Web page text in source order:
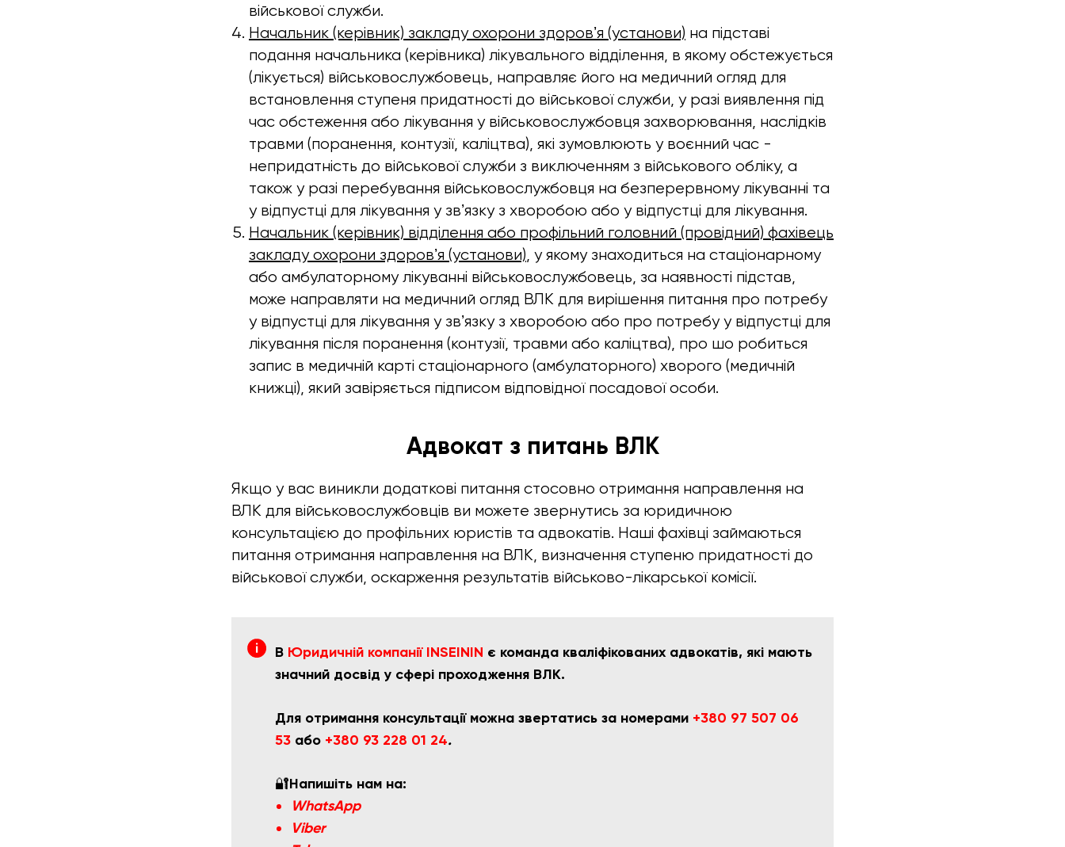
військової служби.
Начальник (керівник) закладу охорони здоровʼя (установи) на підставі
подання начальника (керівника) лікувального відділення, в якому обстежується
(лікується) військовослужбовець, направляє його на медичний огляд для
встановлення ступеня придатності до військової служби, у разі виявлення під
час обстеження або лікування у військовослужбовця захворювання, наслідків
травми (поранення, контузії, каліцтва), які зумовлюють у воєнний час -
непридатність до військової служби з виключенням з військового обліку, а
також у разі перебування військовослужбовця на безперервному лікуванні та
у відпустці для лікування у звʼязку з хворобою або у відпустці для лікування.
Начальник (керівник) відділення або профільний головний (провідний) фахівець
закладу охорони здоровʼя (установи) , у якому знаходиться на стаціонарному
або амбулаторному лікуванні військовослужбовець, за наявності підстав,
може направляти на медичний огляд ВЛК для вирішення питання про потребу
у відпустці для лікування у звʼязку з хворобою або про потребу у відпустці для
лікування після поранення (контузії, травми або каліцтва), про шо робиться
запис в медичній карті стаціонарного (амбулаторного) хворого (медичній
книжці), який завіряється підписом відповідної посадової особи.
Адвокат з питань ВЛК
Якщо у вас виникли додаткові питання стосовно отримання направлення на
ВЛК для військовослужбовців ви можете звернутись за юридичною
консультацією до профільних юристів та адвокатів. Наші фахівці займаються
питання отримання направлення на ВЛК, визначення ступеню придатності до
військової служби, оскарження результатів військово-лікарської комісії.
В Юридичній компанії INSEININ є команда кваліфікованих адвокатів, які мають
значний досвід у сфері проходження ВЛК.
Для отримання консультації можна звертатись за номерами +380 97 507 06
53 або +380 93 228 01 24.
🔐Напишіть нам на:
WhatsApp
Viber